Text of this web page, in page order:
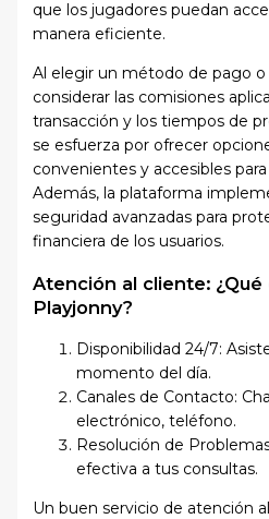
que los jugadores puedan
manera eficiente.
Al elegir un método de pago
considerar las comisiones
transacción y los tiempos de
se esfuerza por ofrecer
convenientes y accesibles
Además, la plataforma
seguridad avanzadas para
financiera de los usuarios.
Atención al cliente: ¿Qué
Playjonny?
Disponibilidad 24/7:
momento del día.
Canales de Contacto:
electrónico, teléfono.
Resolución de
efectiva a tus consultas.
Un buen servicio de atención